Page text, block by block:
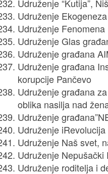
Udruženje “Kutija”, Niš
Udruženje Ekogeneza
Udruženje Fenomena
Udruženje Glas
Udruženje građana
Udruženje građana
korupcije Pančevo
Udruženje građana
oblika nasilja nad
Udruženje
Udruženje iRevolucija
Udruženje Naš svet,
Udruženje
Udruženje roditelja i